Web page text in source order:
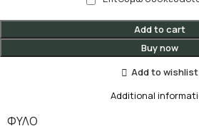
Add to cart
Buy now
Add to wishlist
Additional
ΦΥΛΟ